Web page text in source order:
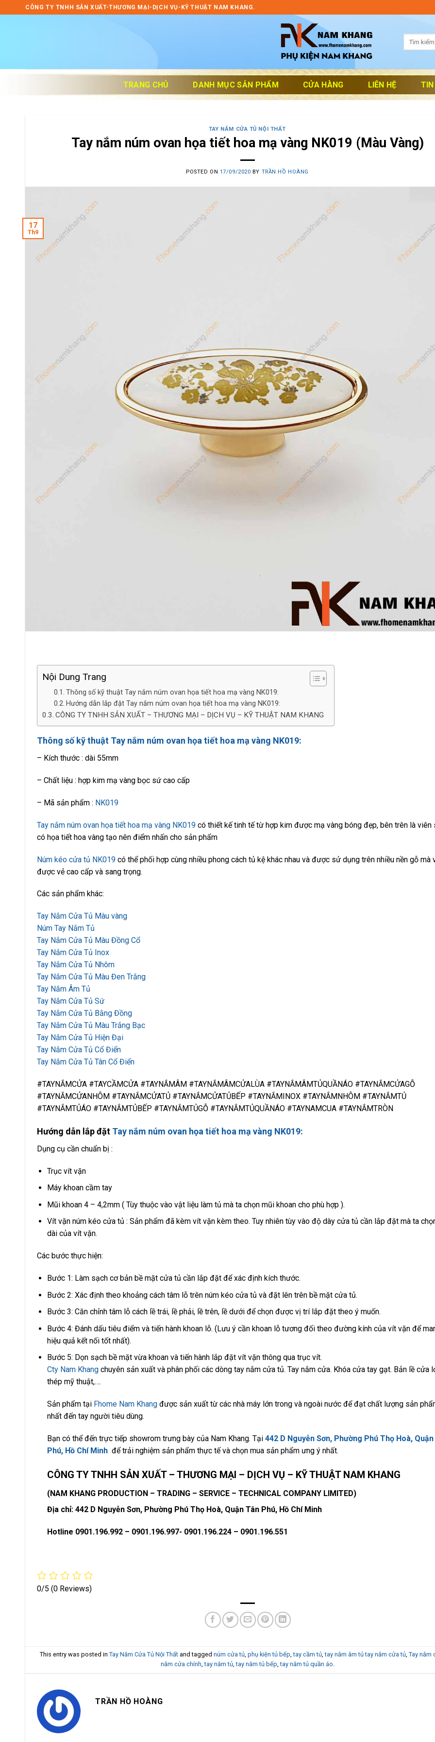
to
CÔNG TY TNHH SẢN XUẤT-THƯƠNG MẠI-DỊCH VỤ-KỸ THUẬT NAM KHANG.
TRANG CHỦ DANH MỤC SẢN PHẨM CỬA HÀNG LIÊN HỆ
TAY NẮM CỬA TỦ NỘI THẤT
Tay nắm núm ovan họa tiết hoa mạ vàng NK019 (Màu Vàng)
POSTED ON 17/09/2020 BY TRẦN HỒ HOÀNG
17
Th9
Nội Dung Trang
Thông số kỹ thuật Tay nắm núm ovan họa tiết hoa mạ vàng NK019:
Hướng dẫn lắp đặt Tay nắm núm ovan họa tiết hoa mạ vàng NK019:
CÔNG TY TNHH SẢN XUẤT – THƯƠNG MẠI – DỊCH VỤ – KỸ THUẬT NAM KHANG
Thông số kỹ thuật Tay nắm núm ovan họa tiết hoa mạ vàng NK019:
– Kích thước : dài 55mm
– Chất liệu : hợp kim mạ vàng bọc sứ cao cấp
– Mã sản phẩm : NK019
Tay nắm núm ovan họa tiết hoa mạ vàng NK019 có thiết kế tinh tế từ hợp kim được mạ vàng bóng đẹp, bên trên là viên
có họa tiết hoa vàng tạo nên điểm nhấn cho sản phẩm
Núm kéo cửa tủ NK019 có thể phối hợp cùng nhiều phong cách tủ kệ khác nhau và được sử dụng trên nhiều nền gỗ mà
được vẻ cao cấp và sang trọng.
Các sản phẩm khác:
Tay Nắm Cửa Tủ Màu vàng
Núm Tay Nắm Tủ
Tay Nắm Cửa Tủ Màu Đồng Cổ
Tay Nắm Cửa Tủ Inox
Tay Nắm Cửa Tủ Nhôm
Tay Nắm Cửa Tủ Màu Đen Trắng
Tay Nắm Âm Tủ
Tay Nắm Cửa Tủ Sứ
Tay Nắm Cửa Tủ Bằng Đồng
Tay Nắm Cửa Tủ Màu Trắng Bạc
Tay Nắm Cửa Tủ Hiện Đại
Tay Nắm Cửa Tủ Cổ Điển
Tay Nắm Cửa Tủ Tân Cổ Điển
#TAYNẮMCỬA #TAYCẦMCỬA #TAYNẮMÂM #TAYNẮMÂMCỬALÙA #TAYNẮMÂMTỦQUẦNÁO #TAYNẮMCỬAGỖ
#TAYNẮMCỬANHÔM #TAYNẮMCỬATỦ #TAYNẮMCỬATỦBẾP #TAYNẮMINOX #TAYNẮMNHÔM #TAYNẮMTỦ
#TAYNẮMTỦÁO #TAYNẮMTỦBẾP #TAYNẮMTỦGỖ #TAYNẮMTỦQUẦNÁO #TAYNAMCUA #TAYNẮMTRÒN
Hướng dẫn lắp đặt Tay nắm núm ovan họa tiết hoa mạ vàng NK019:
Dụng cụ cần chuẩn bị :
Trục vít vặn
Máy khoan cầm tay
Mũi khoan 4 – 4,2mm ( Tùy thuộc vào vật liệu làm tủ mà ta chọn mũi khoan cho phù hợp ).
Vít vặn núm kéo cửa tủ : Sản phẩm đã kèm vít vặn kèm theo. Tuy nhiên tùy vào độ dày cửa tủ cần lắp đặt mà ta
dài của vít vặn.
Các bước thực hiện:
Bước 1: Làm sạch cơ bản bề mặt cửa tủ cần lắp đặt để xác định kích thước.
Bước 2: Xác định theo khoảng cách tâm lỗ trên núm kéo cửa tủ và đặt lên trên bề mặt cửa tủ.
Bước 3: Căn chỉnh tâm lỗ cách lề trái, lề phải, lề trên, lề dưới để chọn được vị trí lắp đặt theo ý muốn.
Bước 4: Đánh dấu tiêu điểm và tiến hành khoan lỗ. (Lưu ý cần khoan lỗ tương đối theo đường kính của vít vặn để
hiệu quả kết nối tốt nhất).
Bước 5: Dọn sạch bề mặt vừa khoan và tiến hành lắp đặt vít vặn thông qua trục vít.
Cty Nam Khangchuyên sản xuất và phân phối các dòng tay nắm cửa tủ. Tay nắm cửa. Khóa cửa tay gạt. Bản lề cửa
thép mỹ thuật,….
Sản phẩm tại Fhome Nam Khangđược sản xuất từ các nhà máy lớn trong và ngoài nước để đạt chất lượng sản
nhất đến tay người tiêu dùng.
Bạn có thể đến trực tiếp showrom trưng bày của Nam Khang. Tại 442 D Nguyễn Sơn, Phường Phú Thọ Hoà,
Phú, Hồ Chí Minh để trải nghiệm sản phẩm thực tế và chọn mua sản phẩm ưng ý nhất.
CÔNG TY TNHH SẢN XUẤT – THƯƠNG MẠI – DỊCH VỤ – KỸ THUẬT NAM KHANG
(NAM KHANG PRODUCTION – TRADING – SERVICE – TECHNICAL COMPANY LIMITED)
Địa chỉ: 442 D Nguyễn Sơn, Phường Phú Thọ Hoà, Quận Tân Phú, Hồ Chí Minh
Hotline 0901.196.992 – 0901.196.997- 0901.196.224 – 0901.196.551
0/5 (0 Reviews)
This entry was posted in Tay Nắm Cửa Tủ Nội Thất and tagged núm cửa tủ phụ kiện tủ bếp ,tay cầm tủ ,tay nắm âm tủ tay nắm cửa tủ Tay nắm
nắm cửa chính ,tay nắm tủ,tay nắm tủ bếp ,tay nắm tủ quần áo
TRẦN HỒ HOÀNG